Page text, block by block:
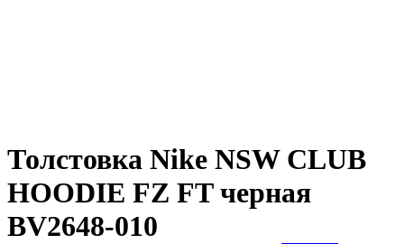
Толстовка Nike NSW CLUB
HOODIE FZ FT черная
BV2648-010